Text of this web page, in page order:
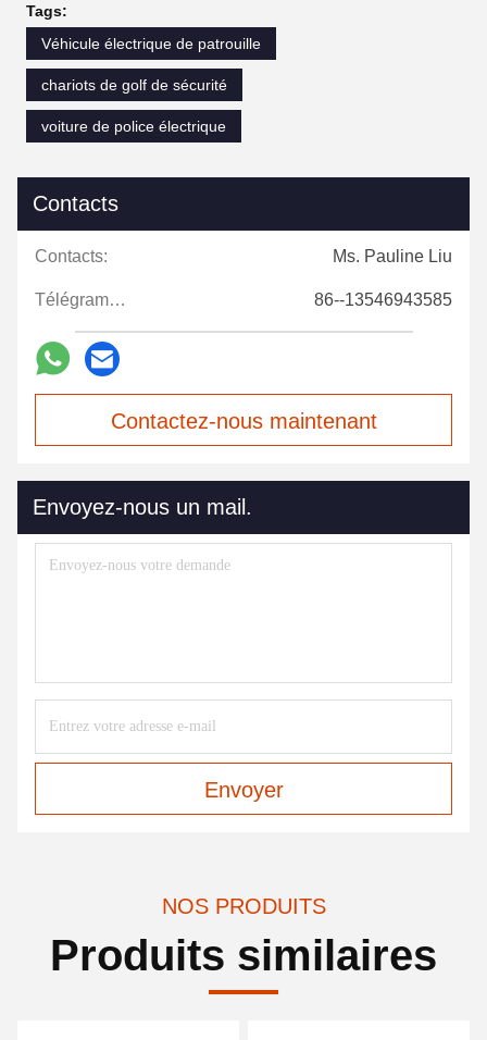
Tags:
Véhicule électrique de patrouille
chariots de golf de sécurité
voiture de police électrique
Contacts
Contacts: Ms. Pauline Liu
Télégramme: 86--13546943585
Contactez-nous maintenant
Envoyez-nous un mail.
Envoyer
NOS PRODUITS
Produits similaires